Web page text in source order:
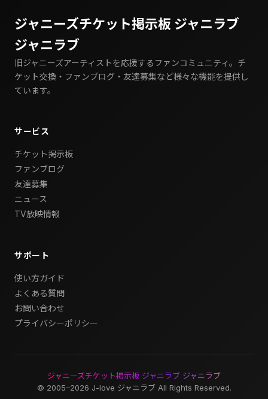
ジャニーズチケット掲示板 ジャニラブ
ジャニラブ
旧ジャニーズアーティストを応援するファンコミュニティ。チ
ケット交換・ファンブログ・友達募集など様々な機能を提供し
ています。
サービス
チケット掲示板
ファンブログ
友達募集
ニュース
TV放映情報
サポート
使い方ガイド
よくある質問
お問い合わせ
プライバシーポリシー
ジャニーズチケット掲示板 ジャニラブ ジャニラブ
© 2005–2026 J-love ジャニラブ All Rights Reserved.